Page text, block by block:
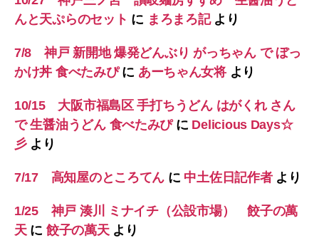
んと天ぷらのセット に まろまろ記より
7/8 神戸 新開地 爆発どんぶり がっちゃん で ぼっ
かけ丼 食べたみぴに あーちゃん女将より
10/15 大阪市福島区 手打ちうどん はがくれ さん
で 生醤油うどん 食べたみぴに Delicious Days☆
彡より
7/17 高知屋のところてん に 中土佐日記作者より
1/25 神戸 湊川 ミナイチ（公設市場） 餃子の萬
天に 餃子の萬天より